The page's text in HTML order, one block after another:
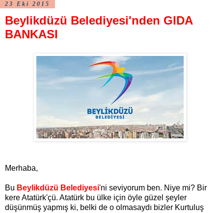
23 Eki 2015
Beylikdüzü Belediyesi'nden GIDA
BANKASI
Merhaba,
Bu Beylikdüzü Belediyesi​'ni seviyorum ben. Niye mi? Bir
kere Atatürk'çü. Atatürk bu ülke için öyle güzel şeyler
düşünmüş yapmış ki, belki de o olmasaydı bizler Kurtuluş